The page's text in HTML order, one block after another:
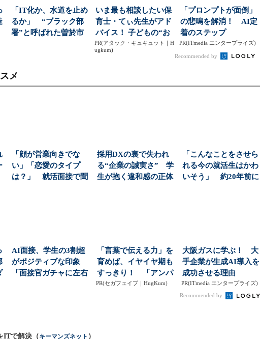
「IT化か、水道を止め
るか」 “ブラック部
署”と呼ばれた曽於市
いま最も相談したい保
育士・てぃ先生がアド
バイス！ 子どもの“お
てつだい”に、どん...
PR(アタック・キュキュット｜H
ugkum)
「プロンプトが面倒」
の悲鳴を解消！ AI定
着のステップ
PR(ITmedia エンタープライズ)
Recommended by
メ
「顔が営業向きでな
い」「恋愛のタイプ
は？」 就活面接で聞
採用DXの裏で失われ
る“企業の誠実さ” 学
生が抱く違和感の正体
「こんなことをさせら
れる今の就活生はかわ
いそう」 約20年前に
AI面接、学生の3割超
がポジティブな印象
「面接官ガチャに左右
「言葉で伝える力」を
育めば、イヤイヤ期も
すっきり！ 「アンパ
ンマン ことばずかん...
PR(セガフェイブ｜HugKum)
大阪ガスに学ぶ！ 大
手企業が生成AI導入を
成功させる理由
PR(ITmedia エンタープライズ)
Recommended by
ITで解決（キーマンズネット ）